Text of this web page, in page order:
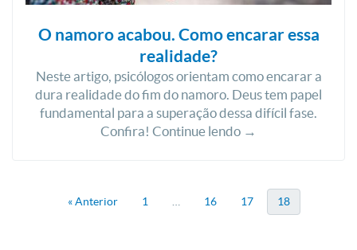
O namoro acabou. Como encarar essa
realidade?
Neste artigo, psicólogos orientam como encarar a
dura realidade do fim do namoro. Deus tem papel
fundamental para a superação dessa difícil fase.
Confira! Continue lendo →
« Anterior 1 16 17 18